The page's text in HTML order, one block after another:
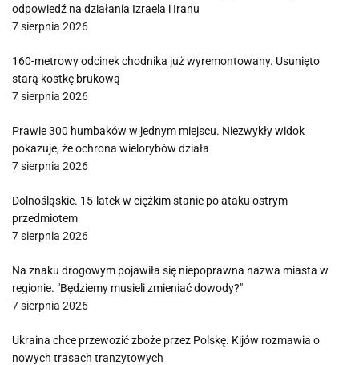
odpowiedź na działania Izraela i Iranu
7 sierpnia 2026
160-metrowy odcinek chodnika już wyremontowany. Usunięto
starą kostkę brukową
7 sierpnia 2026
Prawie 300 humbaków w jednym miejscu. Niezwykły widok
pokazuje, że ochrona wielorybów działa
7 sierpnia 2026
Dolnośląskie. 15-latek w ciężkim stanie po ataku ostrym
przedmiotem
7 sierpnia 2026
Na znaku drogowym pojawiła się niepoprawna nazwa miasta w
regionie. "Będziemy musieli zmieniać dowody?"
7 sierpnia 2026
Ukraina chce przewozić zboże przez Polskę. Kijów rozmawia o
nowych trasach tranzytowych